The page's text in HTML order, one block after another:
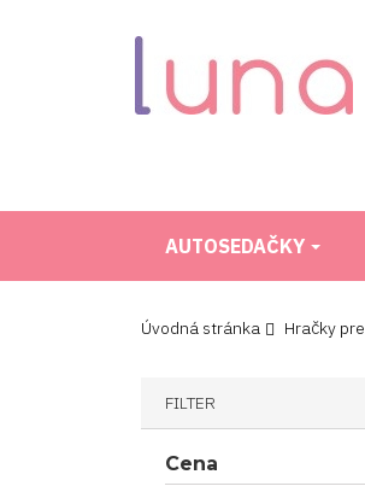
AUTOSEDAČKY
Úvodná stránka Hračky
FILTER
Cena